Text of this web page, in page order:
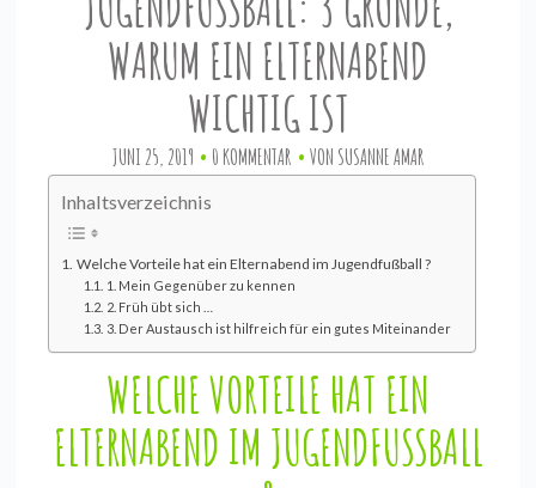
ARUM EIN ELTERNABEND W
ICHTIG IST
JUNI 25, 2019 0 KOMMENTAR VON SUSANNE AMAR
Inhaltsverzeichnis
Welche Vorteile hat ein Elternabend im Jugendfußball ?
1. Mein Gegenüber zu kennen
2. Früh übt sich …
3. Der Austausch ist hilfreich für ein gutes Miteinander
WELCHE VORTEILE HAT EIN
ELTERNABEND IM JUGENDFUSSBALL ?